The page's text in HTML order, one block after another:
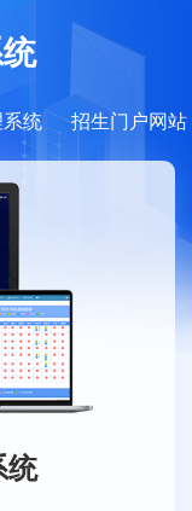
统
统 招生门户网站